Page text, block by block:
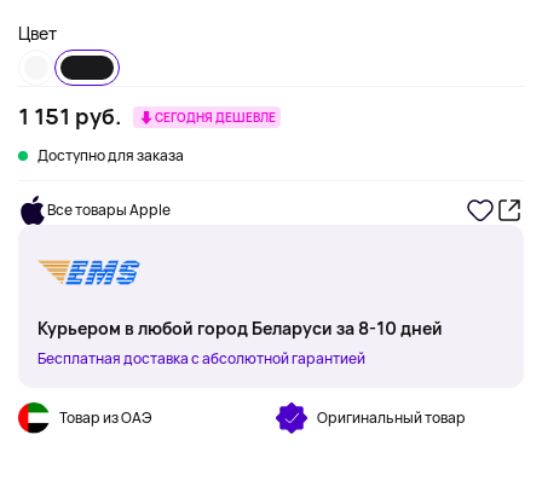
Цвет
1 151 руб. СЕГОДНЯ ДЕШЕВЛЕ
Доступно для заказа
Все товары Apple
Курьером в любой город Беларуси за 8-10 дней
Бесплатная доставка с абсолютной гарантией
Товар из ОАЭ Оригинальный товар